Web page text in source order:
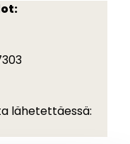
lähetettäessä: